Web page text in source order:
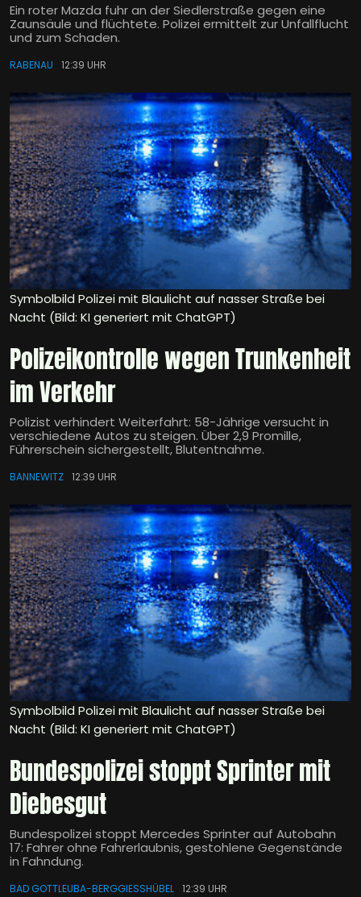
Ein roter Mazda fuhr an der Siedlerstraße gegen eine
Zaunsäule und flüchtete. Polizei ermittelt zur Unfallflucht
und zum Schaden.
RABENAU 12:39 UHR
Symbolbild Polizei mit Blaulicht auf nasser Straße bei
Nacht (Bild: KI generiert mit ChatGPT)
Polizeikontrolle wegen Trunkenheit
im Verkehr
Polizist verhindert Weiterfahrt: 58-Jährige versucht in
verschiedene Autos zu steigen. Über 2,9 Promille,
Führerschein sichergestellt, Blutentnahme.
BANNEWITZ 12:39 UHR
Symbolbild Polizei mit Blaulicht auf nasser Straße bei
Nacht (Bild: KI generiert mit ChatGPT)
Bundespolizei stoppt Sprinter mit
Diebesgut
Bundespolizei stoppt Mercedes Sprinter auf Autobahn
17: Fahrer ohne Fahrerlaubnis, gestohlene Gegenstände
in Fahndung.
BAD GOTTLEUBA-BERGGIESSHÜBEL 12:39 UHR